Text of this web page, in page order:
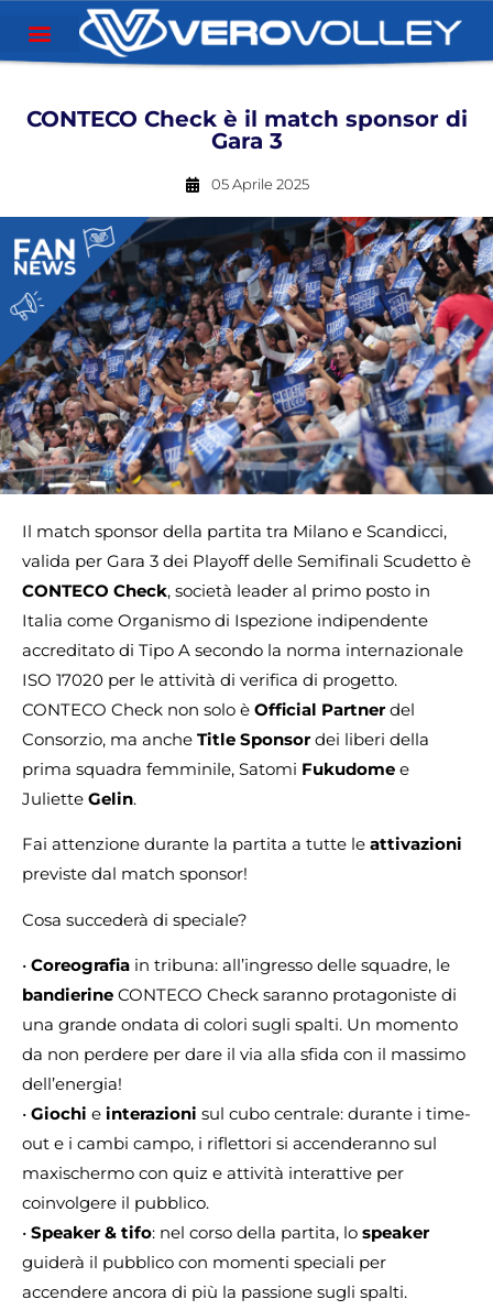
CONTECO Check è il match sponsor di
Gara 3
05 Aprile 2025
Il match sponsor della partita tra Milano e Scandicci,
valida per Gara 3 dei Playoff delle Semifinali Scudetto è
CONTECO Check, società leader al primo posto in
Italia come Organismo di Ispezione indipendente
accreditato di Tipo A secondo la norma internazionale
ISO 17020 per le attività di verifica di progetto.
CONTECO Check non solo è Official Partnerdel
Consorzio, ma anche Title Sponsordei liberi della
prima squadra femminile, Satomi Fukudome e
Juliette Gelin.
Fai attenzione durante la partita a tutte le attivazioni
previste dal match sponsor!
Cosa succederà di speciale?
• Coreografia in tribuna: all’ingresso delle squadre, le
bandierine CONTECO Check saranno protagoniste di
una grande ondata di colori sugli spalti. Un momento
da non perdere per dare il via alla sfida con il massimo
dell’energia!
• Giochi e interazioni sul cubo centrale: durante i time-
out e i cambi campo, i riflettori si accenderanno sul
maxischermo con quiz e attività interattive per
coinvolgere il pubblico.
• Speaker & tifo: nel corso della partita, lo speaker
guiderà il pubblico con momenti speciali per
accendere ancora di più la passione sugli spalti.